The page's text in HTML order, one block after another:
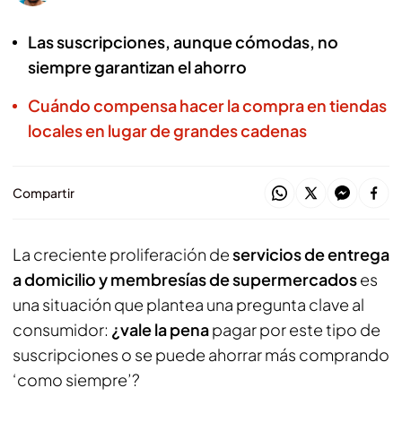
Las suscripciones, aunque cómodas, no
siempre garantizan el ahorro
Cuándo compensa hacer la compra en tiendas
locales en lugar de grandes cadenas
Compartir
La creciente proliferación deservicios de entrega
a domicilio y membresías de supermercadoses
una situación que plantea una pregunta clave al
consumidor: ¿vale la penapagar por este tipo de
suscripciones o se puede ahorrar más comprando
‘como siempre’?